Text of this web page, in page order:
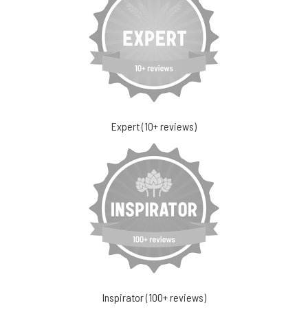
Expert (10+ reviews)
Inspirator (100+ reviews)